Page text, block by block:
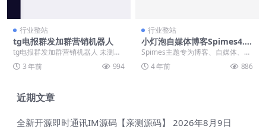
行业整站
tg电报群发加群营销机器人
tg电报群发加群营销机器人 未测，
有需要自己下载研究！里面附带教
程 3 年前 994
行业整站
小灯泡自媒体博客Spimes4.6
收费typecho主题模板无加密
无授权源码下载
Spimes主题专为博客、自媒体、资
讯类的网站设计开发，自适应兼容
手机、平板设备...
4 年前 886
近期文章
全新开源即时通讯IM源码【亲测源码】
2026年8月9日